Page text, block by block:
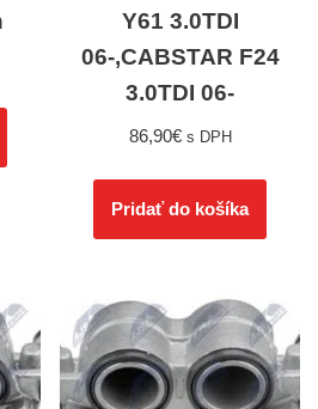
Y61 3.0TDI
06-,CABSTAR F24
3.0TDI 06-
86,90€ s DPH
Pridať do košíka